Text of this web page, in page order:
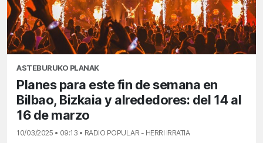
ASTEBURUKO PLANAK
Planes para este fin de semana en
Bilbao, Bizkaia y alrededores: del 14 al
16 de marzo
10/03/2025 • 09:13 • RADIO POPULAR - HERRI IRRATIA